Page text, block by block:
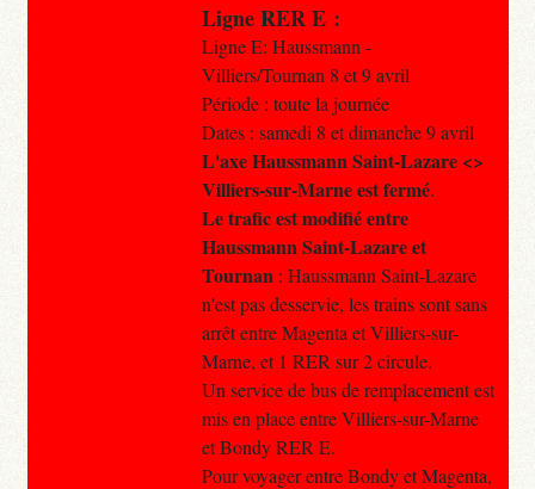
Ligne RER E :
Ligne E: Haussmann -
Villiers/Tournan 8 et 9 avril
Période : toute la journée
Dates : samedi 8 et dimanche 9 avril
L'axe Haussmann Saint-Lazare <>
Villiers-sur-Marne est fermé.
Le trafic est modifié entre
Haussmann Saint-Lazare et
Tournan : Haussmann Saint-Lazare
n'est pas desservie, les trains sont sans
arrêt entre Magenta et Villiers-sur-
Marne, et 1 RER sur 2 circule.
Un service de bus de remplacement est
mis en place entre Villiers-sur-Marne
et Bondy RER E.
Pour voyager entre Bondy et Magenta,